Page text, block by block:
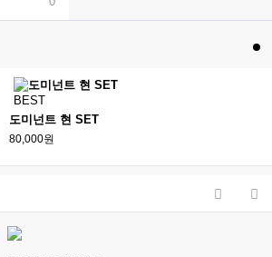
BEST
도미넌트 현 SET
80,000원